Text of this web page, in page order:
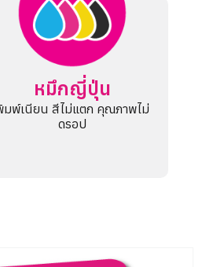
หมึกญี่ปุ่น
มพ์เนียน สีไม่แตก คุณภาพไม่
ดรอป